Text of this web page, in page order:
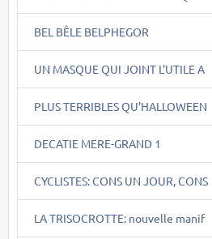
BEL BÊLE BELPHEGOR
UN MASQUE QUI JOINT L'UTILE A
PLUS TERRIBLES QU'HALLOWEEN
DECATIE MERE-GRAND 1
CYCLISTES: CONS UN JOUR, CONS
LA TRISOCROTTE: nouvelle manif